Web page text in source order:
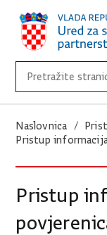
Naslovnica
Pristup
Pristup